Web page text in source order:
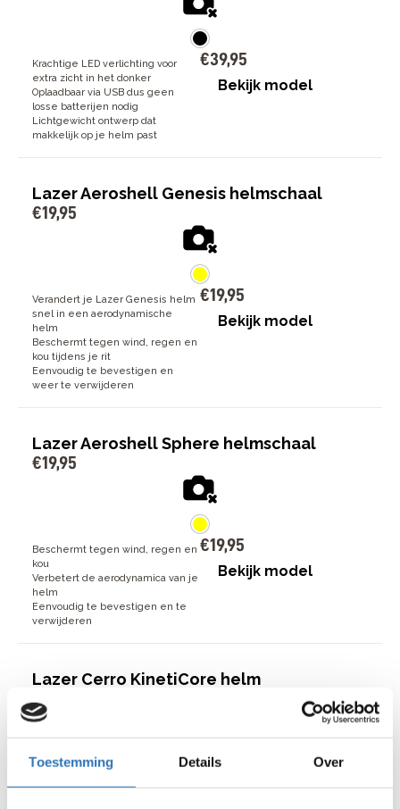
Toestemming Details Over
Krachtige LED verlichting voor
extra zicht in het donker
Oplaadbaar via USB dus geen
losse batterijen nodig
Lichtgewicht ontwerp dat
makkelijk op je helm past
€39,95
Bekijk model
Lazer Aeroshell Genesis helmschaal
€19,95
Verandert je Lazer Genesis helm
snel in een aerodynamische
helm
Beschermt tegen wind, regen en
kou tijdens je rit
Eenvoudig te bevestigen en
weer te verwijderen
€19,95
Bekijk model
Lazer Aeroshell Sphere helmschaal
€19,95
Beschermt tegen wind, regen en
kou
Verbetert de aerodynamica van je
helm
Eenvoudig te bevestigen en te
verwijderen
€19,95
Bekijk model
Lazer Cerro KinetiCore helm
16
€99,95